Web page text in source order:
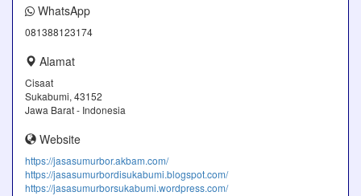
WhatsApp
081388123174
Alamat
Cisaat
Sukabumi, 43152
Jawa Barat - Indonesia
Website
https://jasasumurbor.akbam.com/
https://jasasumurbordisukabumi.blogspot.com/
https://jasasumurborsukabumi.wordpress.com/